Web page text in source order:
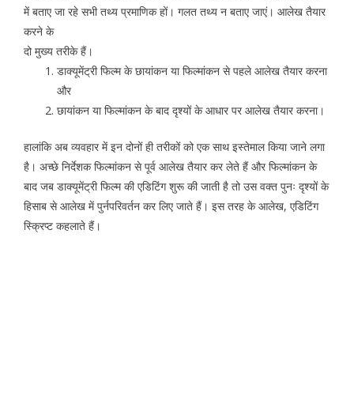
में बताए जा रहे सभी तथ्य प्रमाणिक हों। गलत तथ्य न बताए जाएं। आलेख तैयार
करने के
दो मुख्य तरीके हैं।
डाक्यूमेंट्री फिल्म के छायांकन या फिल्मांकन से पहले आलेख तैयार करना
और
छायांकन या फिल्मांकन के बाद दृश्यों के आधार पर आलेख तैयार करना।
हालांकि अब व्यवहार में इन दोनों ही तरीकों को एक साथ इस्तेमाल किया जाने लगा
है। अच्छे निर्देशक फिल्मांकन से पूर्व आलेख तैयार कर लेते हैं और फिल्मांकन के
बाद जब डाक्यूमेंट्री फिल्म की एडिटिंग शुरू की जाती है तो उस वक्त पुनः दृश्यों के
हिसाब से आलेख में पुर्नपरिवर्तन कर लिए जाते हैं। इस तरह के आलेख, एडिटिंग
स्क्रिप्ट कहलाते हैं।